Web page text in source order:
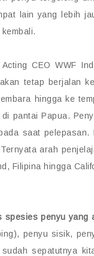
lain yang lebih
CEO WWF
tetap berjalan
hingga ke
pantai Papua.
saat pelepasan.
arah
Filipina hingga
spesies penyu yang
penyu sisik,
sepatutnya